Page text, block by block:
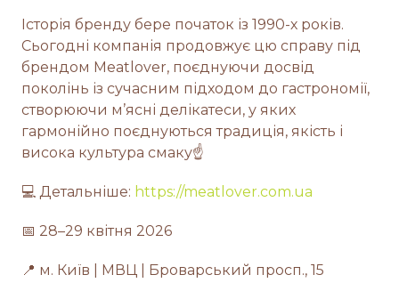
Історія бренду бере початок із 1990-х років.
Сьогодні компанія продовжує цю справу під
брендом Meatlover, поєднуючи досвід
поколінь із сучасним підходом до гастрономії,
створюючи м’ясні делікатеси, у яких
гармонійно поєднуються традиція, якість і
висока культура смаку☝
💻 Детальніше: https://meatlover.com.ua
📅 28–29 квітня 2026
📍 м. Київ | МВЦ | Броварський просп., 15